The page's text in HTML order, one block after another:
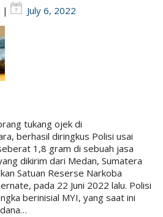
| July 6, 2022
tukang ojek di
berhasil diringkus Polisi usai
1,8 gram di sebuah jasa
dikirim dari Medan, Sumatera
Satuan Reserse Narkoba
pada 22 Juni 2022 lalu. Polisi
berinisial MYI, yang saat ini